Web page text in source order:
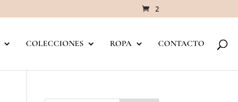
2
COLECCIONES ROPA CONTACTO